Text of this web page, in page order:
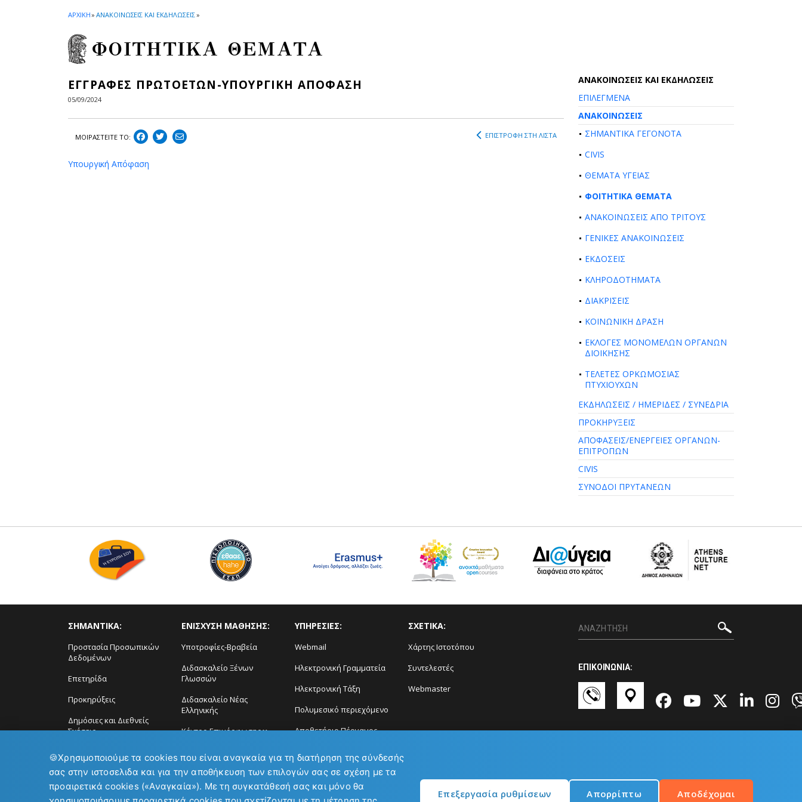
ΑΡΧΙΚΗ» ΑΝΑΚΟΙΝΩΣΕΙΣ ΚΑΙ ΕΚΔΗΛΩΣΕΙΣ»
ΦΟΙΤΗΤΙΚΑ ΘΕΜΑΤΑ
ΕΓΓΡΑΦΕΣ ΠΡΩΤΟΕΤΩΝ-ΥΠΟΥΡΓΙΚΗ ΑΠΟΦΑΣΗ
05/09/2024
ΜΟΙΡΑΣΤEIΤΕ ΤΟ: ΕΠΙΣΤΡΟΦΗ ΣΤΗ ΛΙΣΤΑ
Υπουργική Απόφαση
AΝΑΚΟΙΝΩΣΕΙΣ ΚΑΙ ΕΚΔΗΛΩΣΕΙΣ
ΕΠΙΛΕΓΜΕΝΑ
ΑΝΑΚΟΙΝΩΣΕΙΣ
ΣΗΜΑΝΤΙΚΑ ΓΕΓΟΝΟΤΑ
CIVIS
ΘΕΜΑΤΑ ΥΓΕΙΑΣ
ΦΟΙΤΗΤΙΚΑ ΘΕΜΑΤΑ
ΑΝΑΚΟΙΝΩΣΕΙΣ ΑΠΟ ΤΡΙΤΟΥΣ
ΓΕΝΙΚΕΣ ΑΝΑΚΟΙΝΩΣΕΙΣ
ΕΚΔΟΣΕΙΣ
ΚΛΗΡΟΔΟΤΗΜΑΤΑ
ΔΙΑΚΡΙΣΕΙΣ
ΚΟΙΝΩΝΙΚΗ ΔΡΑΣΗ
ΕΚΛΟΓΕΣ ΜΟΝΟΜΕΛΩΝ ΟΡΓΑΝΩΝ
ΔΙΟΙΚΗΣΗΣ
ΤΕΛΕΤΕΣ ΟΡΚΩΜΟΣΙΑΣ
ΠΤΥΧΙΟΥΧΩΝ
ΕΚΔΗΛΩΣΕΙΣ / ΗΜΕΡΙΔΕΣ / ΣΥΝΕΔΡΙΑ
ΠΡΟΚΗΡΥΞΕΙΣ
ΑΠΟΦΑΣΕΙΣ/ΕΝΕΡΓΕΙΕΣ ΟΡΓΑΝΩΝ-
ΕΠΙΤΡΟΠΩΝ
CIVIS
ΣΥΝΟΔΟΙ ΠΡΥΤΑΝΕΩΝ
ΣΗΜΑΝΤΙΚΑ:
Προστασία Προσωπικών
Δεδομένων
Επετηρίδα
Προκηρύξεις
Δημόσιες και Διεθνείς
Σχέσεις
ΕΝΙΣΧΥΣΗ ΜΑΘΗΣΗΣ:
Υποτροφίες-Βραβεία
Διδασκαλείο Ξένων
Γλωσσών
Διδασκαλείο Νέας
Ελληνικής
Κέντρο Επιμόρφωσης ϗ
ΥΠΗΡΕΣΙΕΣ:
Webmail
Ηλεκτρονική Γραμματεία
Ηλεκτρονική Τάξη
Πολυμεσικό περιεχόμενο
Αποθετήριο Πέργαμος
Διάγνωση και Πρόγνωση
Φαινομένων
ΣΧΕΤΙΚΑ:
Χάρτης Ιστοτόπου
Συντελεστές
Webmaster
ΕΠΙΚΟΙΝΩΝΙΑ:
🍪Χρησιμοποιούμε τα cookies που είναι αναγκαία για τη διατήρηση της σύνδεσής
σας στην ιστοσελιδα και για την αποθήκευση των επιλογών σας σε σχέση με τα
προαιρετικά cookies («Αναγκαία»). Με τη συγκατάθεσή σας και μόνο θα
Επεξεργασία ρυθμίσεων Απορρίπτω Αποδέχομαι